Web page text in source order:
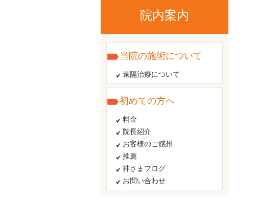
院内案内
当院の施術について
遠隔治療について
初めての方へ
料金
院長紹介
お客様のご感想
推薦
神さまブログ
お問い合わせ